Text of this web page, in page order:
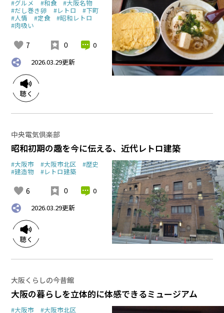
#グルメ #和食 #大阪名物
#だし巻き卵 #レトロ #下町
#人情 #定食 #昭和レトロ
#肉吸い
7 0
0
2026.03.29更新
中央電気倶楽部
昭和初期の趣を今に伝える、近代レトロ建築
#大阪市 #大阪市北区 #歴史
#建造物 #レトロ建築
6 0
0
2026.03.29更新
大阪くらしの今昔館
大阪の暮らしを立体的に体感できるミュージアム
#大阪市 #大阪市北区